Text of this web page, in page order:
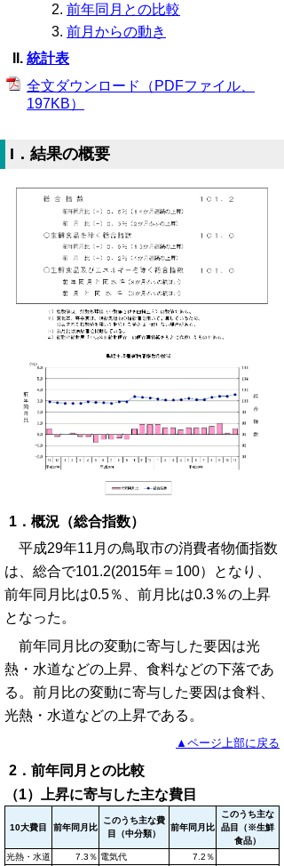
前年同月との比較
前月からの動き
統計表
全文ダウンロード（PDFファイル、
197KB）
I．結果の概要
1．概況（総合指数）
平成29年11月の鳥取市の消費者物価指数
は、総合で101.2(2015年＝100）となり、
前年同月比は0.5％、前月比は0.3％の上昇
となった。
前年同月比の変動に寄与した要因は光
熱・水道などの上昇、食料などの下落であ
る。前月比の変動に寄与した要因は食料、
光熱・水道などの上昇である。
▲ページ上部に戻る
2．前年同月との比較
（1）上昇に寄与した主な費目
10大費目 前年同月比
このうち主な費
目（中分類）
前年同月比
このうち主な
品目（※生鮮
食品）
光熱・水道
7.3％ 電気代 7.2％